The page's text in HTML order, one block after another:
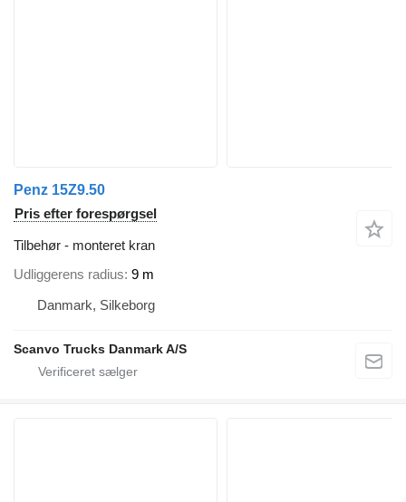
Penz 15Z9.50
Pris efter forespørgsel
Tilbehør - monteret kran
Udliggerens radius 9 m
Danmark, Silkeborg
Scanvo Trucks Danmark A/S